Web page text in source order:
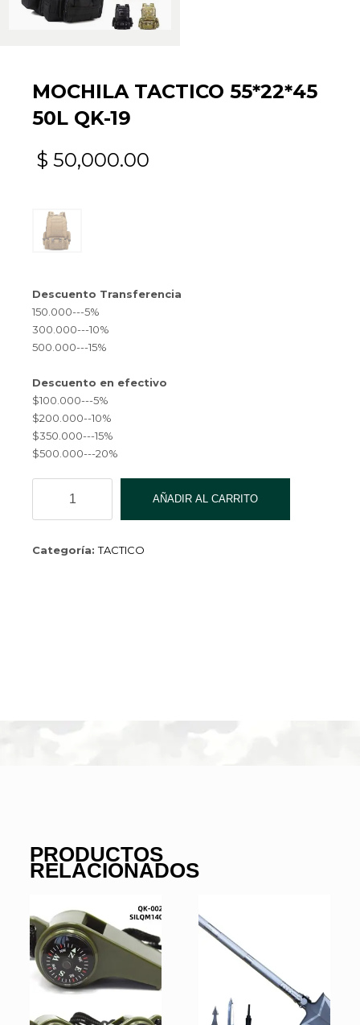
MOCHILA TACTICO 55*22*45
50L QK-19
$ 50,000.00
Descuento Transferencia
150.000---5%
300.000---10%
500.000---15%
Descuento en efectivo
$100.000---5%
$200.000--10%
$350.000---15%
$500.000---20%
TACTICO
55*22*45
QK-
AÑADIR AL CARRITO
Categoría:TACTICO
PRODUCTOS
RELACIONADOS